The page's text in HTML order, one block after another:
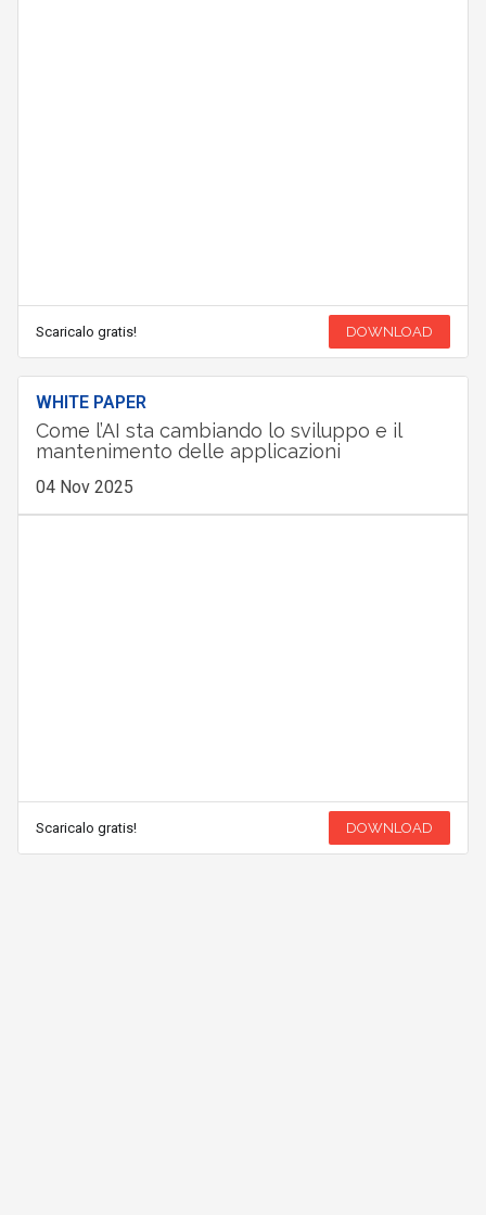
Scaricalo gratis! DOWNLOAD
WHITE PAPER
Come l’AI sta cambiando lo sviluppo e il
mantenimento delle applicazioni
04 Nov 2025
Scaricalo gratis! DOWNLOAD